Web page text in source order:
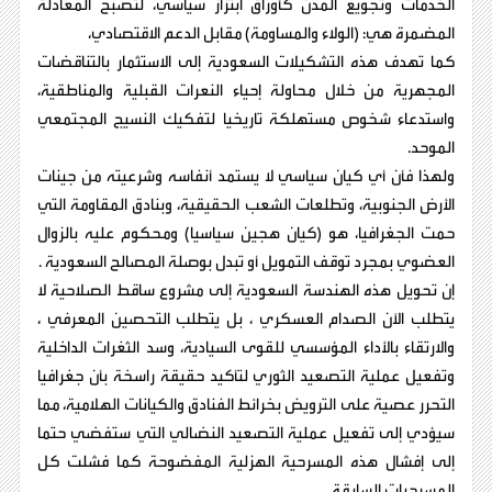
الخدمات وتجويع المدن كأوراق ابتزاز سياسي، لتصبح المعادلة
المضمرة هي: (الولاء والمساومة) مقابل الدعم الاقتصادي،
كما تهدف هذه التشكيلات السعودية إلى الاستثمار بالتناقضات
المجهرية من خلال محاولة إحياء النعرات القبلية والمناطقية،
واستدعاء شخوص مستهلكة تاريخيا لتفكيك النسيج المجتمعي
الموحد.
ولهذا فأن أي كيان سياسي لا يستمد أنفاسه وشرعيته من جينات
الأرض الجنوبية، وتطلعات الشعب الحقيقية، وبنادق المقاومة التي
حمت الجغرافيا، هو (كيان هجين سياسيا) ومحكوم عليه بالزوال
العضوي بمجرد توقف التمويل أو تبدل بوصلة المصالح السعودية .
إن تحويل هذه الهندسة السعودية إلى مشروع ساقط الصلاحية لا
يتطلب الآن الصدام العسكري ، بل يتطلب التحصين المعرفي ،
والارتقاء بالأداء المؤسسي للقوى السيادية، وسد الثغرات الداخلية
وتفعيل عملية التصعيد الثوري لتأكيد حقيقة راسخة بأن جغرافيا
التحرر عصية على الترويض بخرائط الفنادق والكيانات الهلامية، مما
سيؤدي إلى تفعيل عملية التصعيد النضالي التي ستفضي حتما
إلى إفشال هذه المسرحية الهزلية المفضوحة كما فشلت كل